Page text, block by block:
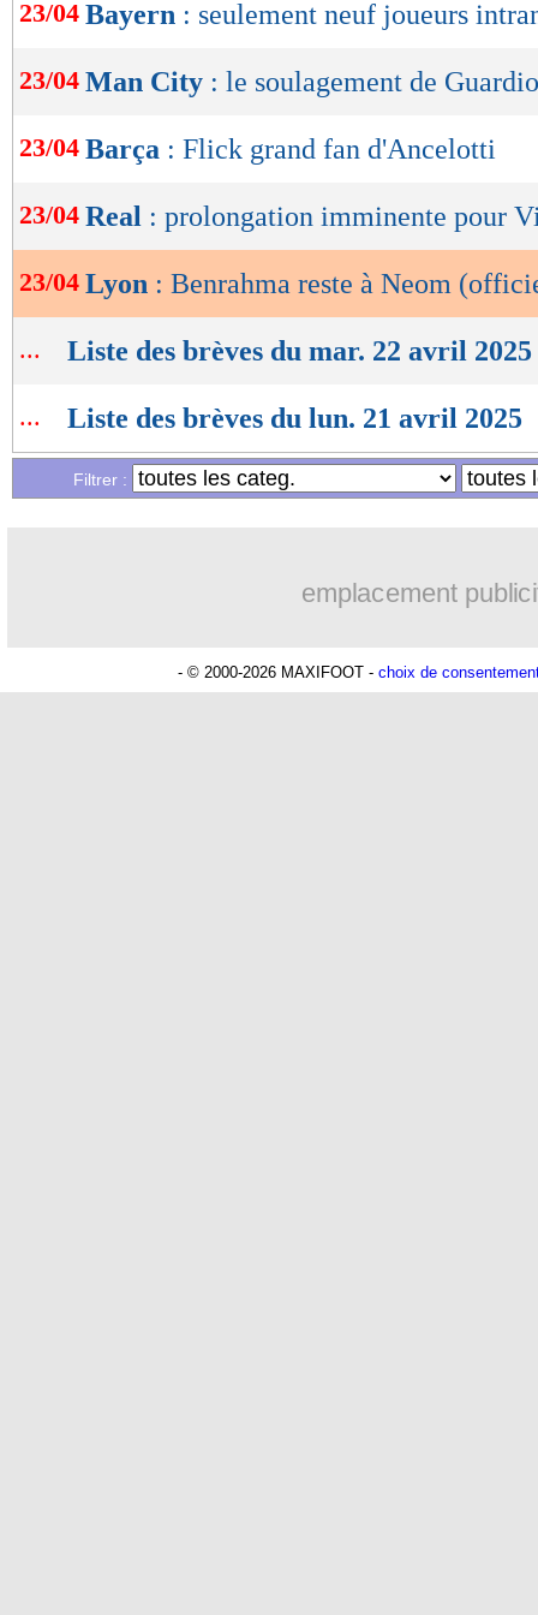
OK
23/04 Bayern : seulement neuf joueurs
23/04 Man City : le soulagement de
23/04 Barça : Flick grand fan d'Ancelotti
23/04 Real : prolongation imminente pour
23/04 Lyon : Benrahma reste à Neom
... Liste des brèves du mar. 22 avril 2025
... Liste des brèves du lun. 21 avril 2025
Filtrer :
emplacement
- © 2000-2026 MAXIFOOT - choix de